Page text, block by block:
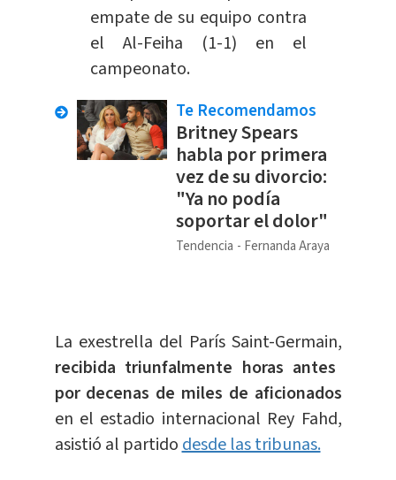
empate de su equipo contra
el Al-Feiha (1-1) en el
campeonato.
Te Recomendamos
Britney Spears
habla por primera
vez de su divorcio:
"Ya no podía
soportar el dolor"
Tendencia Fernanda Araya
La exestrella del París Saint-Germain,
recibida triunfalmente horas antes
por decenas de miles de aficionados
en el estadio internacional Rey Fahd,
asistió al partidodesde las tribunas.